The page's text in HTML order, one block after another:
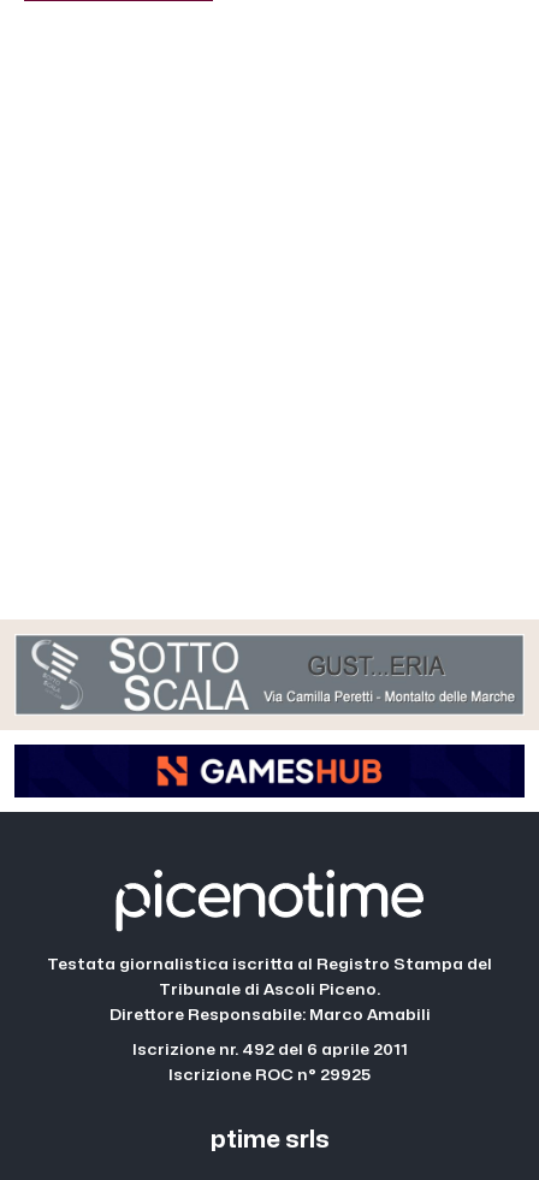
Testata giornalistica iscritta al Registro Stampa del
Tribunale di Ascoli Piceno.
Direttore Responsabile: Marco Amabili
Iscrizione nr. 492 del 6 aprile 2011
Iscrizione ROC n° 29925
ptime srls